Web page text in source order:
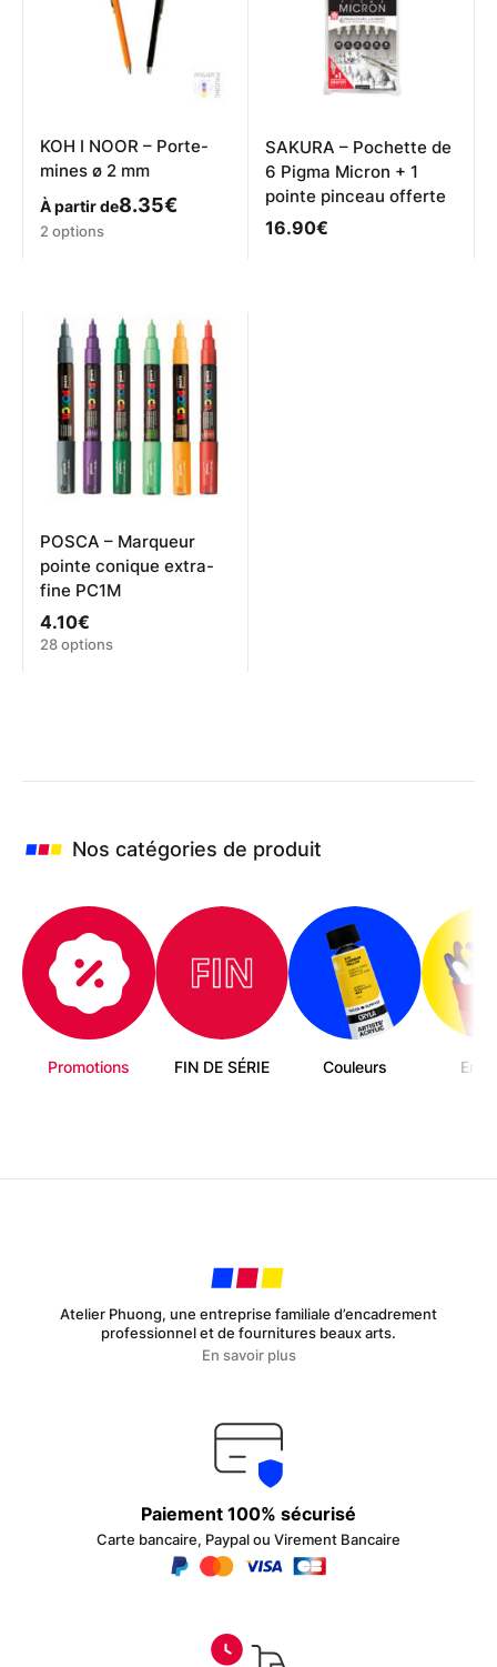
produit
KOH I NOOR – Porte-
mines ø 2 mm
À partir de8.35€
Ce
variations.
Les
options
peuvent
être
choisies
page
produit
2 options
SAKURA – Pochette de
6 Pigma Micron + 1
pointe pinceau offerte
16.90€
POSCA – Marqueur
pointe conique extra-
fine PC1M
4.10€
Ce
options
choisies
page
du
produit
28 options
Nos catégories de produit
Promotions FIN DE SÉRIE Couleurs
Atelier Phuong, une entreprise familiale d’encadrement
professionnel et de fournitures beaux arts.
En savoir plus
Paiement 100% sécurisé
Carte bancaire, Paypal ou Virement Bancaire